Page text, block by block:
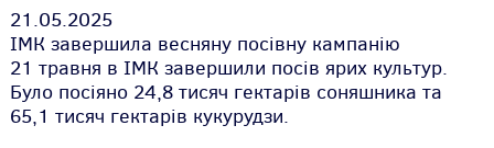
21.05.2025
ІМК завершила весняну посівну кампанію
21 травня в ІМК завершили посів ярих культур.
Було посіяно 24,8 тисяч гектарів соняшника та
65,1 тисяч гектарів кукурудзи.